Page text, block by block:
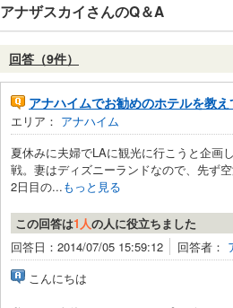
アナザスカイさんのQ＆A
回答（9件）
アナハイムでお勧めのホテルを教
エリア： アナハイム
夏休みに夫婦でLAに観光に行こうと企画
戦。妻はディズニーランドなので、先ず
2日目の...もっと見る
この回答は1人の人に役立ちました
回答日：2014/07/05 15:59:12
回答者：
こんにちは